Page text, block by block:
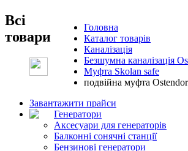
Головна
Каталог товарів
Каналізація
Безшумна каналізація
Муфта Skolan safe
подвійна муфта
Всі
товари
Завантажити прайси
Генератори
Аксесуари для генераторів
Балконні сонячні станції
Бензинові генератори